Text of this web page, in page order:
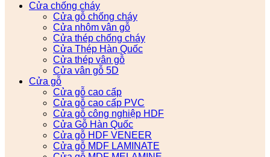
Cửa chống cháy
Cửa gỗ chống cháy
Cửa nhôm vân gỗ
Cửa thép chống cháy
Cửa Thép Hàn Quốc
Cửa thép vân gỗ
Cửa vân gỗ 5D
Cửa gỗ
Cửa gỗ cao cấp
Cửa gỗ cao cấp PVC
Cửa gỗ công nghiệp HDF
Cửa Gỗ Hàn Quốc
Cửa gỗ HDF VENEER
Cửa gỗ MDF LAMINATE